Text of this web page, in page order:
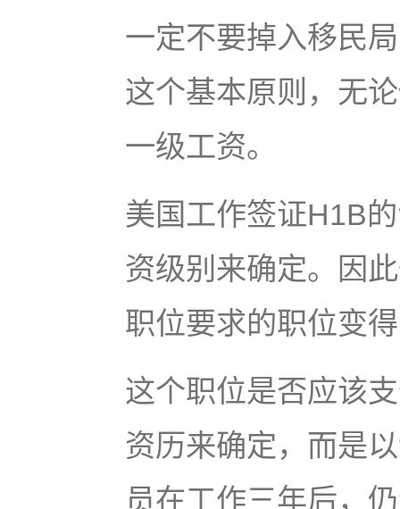
一定不要掉入移民
这个基本原则，无
一级工资。
美国工作签证H1B
资级别来确定。因
职位要求的职位变
这个职位是否应该
资历来确定，而是
员在工作三年后，